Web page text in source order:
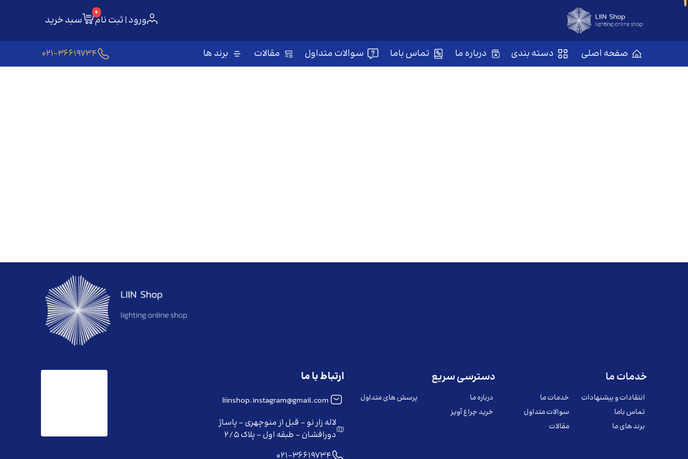
ورود | ثبت نام
0
سبد خرید
صفحه اصلی دسته بندی درباره ما تماس باما سوالات متداول مقالات برند ها 021-36619734
خدمات ما
انتقادات و پیشنهادات
خدمات ما
تماس باما
سوالات متداول
برند های ما
مقالات
دسترسی سریع
درباره ما
پرسش های متداول
خرید چراغ آویز
ارتباط با ما
liinshop.instagram@gmail.com
لاله زار نو - قبل از منوچهری - پاساژ
دورافشان - طبقه اول - پلاک ۲/۵
021-36619734